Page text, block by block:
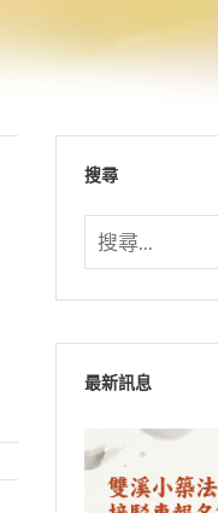
搜尋
最新訊息